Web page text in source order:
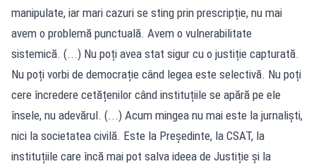
manipulate, iar mari cazuri se sting prin prescripție, nu mai
avem o problemă punctuală. Avem o vulnerabilitate
sistemică. (...) Nu poți avea stat sigur cu o justiție capturată.
Nu poți vorbi de democrație când legea este selectivă. Nu poți
cere încredere cetățenilor când instituțiile se apără pe ele
însele, nu adevărul. (...) Acum mingea nu mai este la jurnaliști,
nici la societatea civilă. Este la Președinte, la CSAT, la
instituțiile care încă mai pot salva ideea de Justiție și la